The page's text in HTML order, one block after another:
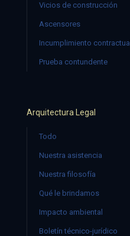
Vicios de construcción
Ascensores
Incumplimiento contractual
Prueba contundente
Arquitectura Legal
Todo
Nuestra asistencia
Nuestra filosofía
Qué le brindamos
Impacto ambiental
Boletín técnico-jurídico